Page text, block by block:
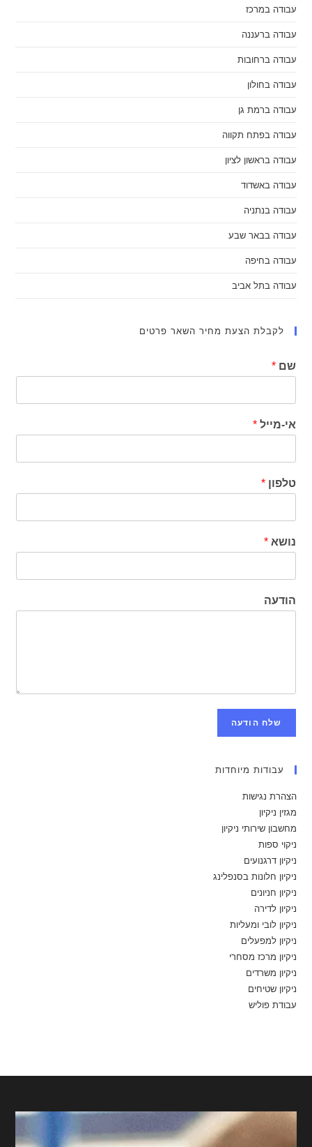
עבודה במרכז
עבודה ברעננה
עבודה ברחובות
עבודה בחולון
עבודה ברמת גן
עבודה בפתח תקווה
עבודה בראשון לציון
עבודה באשדוד
עבודה בנתניה
עבודה בבאר שבע
עבודה בחיפה
עבודה בתל אביב
לקבלת הצעת מחיר השאר פרטים
שם*
אי-מייל*
טלפון*
נושא*
הודעה
שלח הודעה
עבודות מיוחדות
הצהרת נגישות
מגזין ניקיון
מחשבון שירותי ניקיון
ניקוי ספות
ניקיון דרגנועים
ניקיון חלונות בסנפלינג
ניקיון חניונים
ניקיון לדירה
ניקיון לובי ומעליות
ניקיון למפעלים
ניקיון מרכז מסחרי
ניקיון משרדים
ניקיון שטיחים
עבודת פוליש